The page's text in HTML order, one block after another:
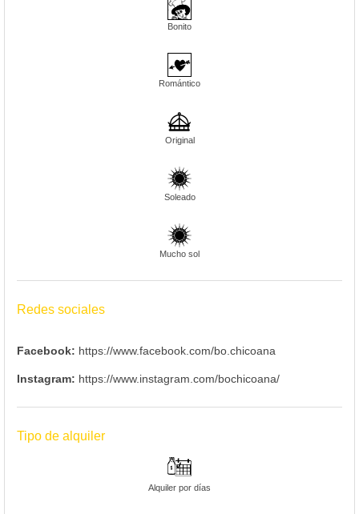
Bonito
Romántico
Original
Soleado
Mucho sol
Redes sociales
Facebook: https://www.facebook.com/bo.chicoana
Instagram: https://www.instagram.com/bochicoana/
Tipo de alquiler
Alquiler por días